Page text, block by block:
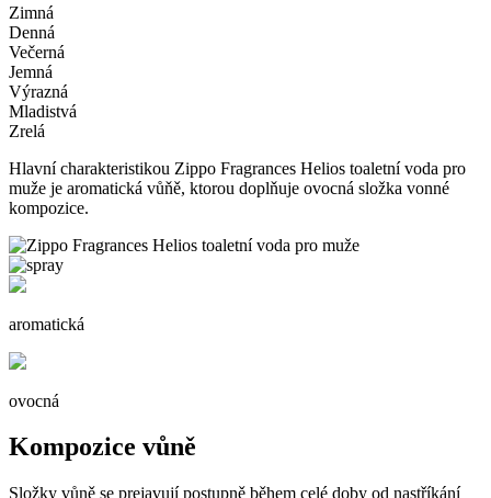
Zimná
Denná
Večerná
Jemná
Výrazná
Mladistvá
Zrelá
Hlavní charakteristikou Zippo Fragrances Helios toaletní voda pro
muže je aromatická vůňě, ktorou doplňuje ovocná složka vonné
kompozice.
aromatická
ovocná
Kompozice vůně
Složky vůně se prejavují postupně během celé doby od nastříkání